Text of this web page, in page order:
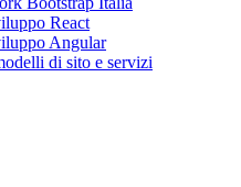
React
Angular
di sito e servizi